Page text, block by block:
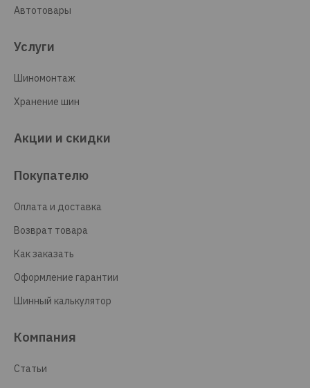
Автотовары
Услуги
Шиномонтаж
Хранение шин
Акции и скидки
Покупателю
Оплата и доставка
Возврат товара
Как заказать
Оформление гарантии
Шинный калькулятор
Компания
Статьи